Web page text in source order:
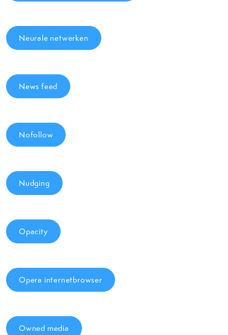
Neurale netwerken
News feed
Nofollow
Nudging
Opacity
Opera internetbrowser
Owned media